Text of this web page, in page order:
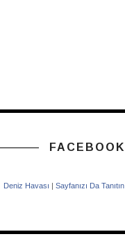
FACEBOOK
Deniz Havası | Sayfanızı Da Tanıtın